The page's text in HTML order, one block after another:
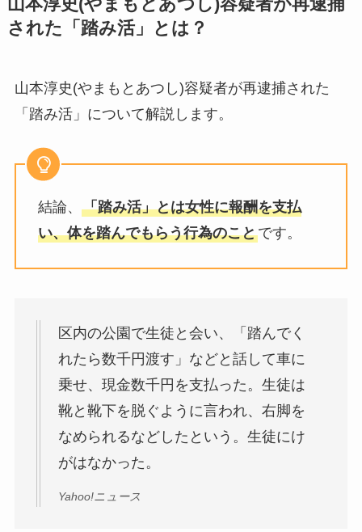
山本淳史(やまもとあつし)容疑者が再逮捕
された「踏み活」とは？
山本淳史(やまもとあつし)容疑者が再逮捕された
「踏み活」について解説します。
結論、 「踏み活」とは女性に報酬を支払
い、体を踏んでもらう行為のことです。
区内の公園で生徒と会い、「踏んでく
れたら数千円渡す」などと話して車に
乗せ、現金数千円を支払った。生徒は
靴と靴下を脱ぐように言われ、右脚を
なめられるなどしたという。生徒にけ
がはなかった。
Yahoo!ニュース